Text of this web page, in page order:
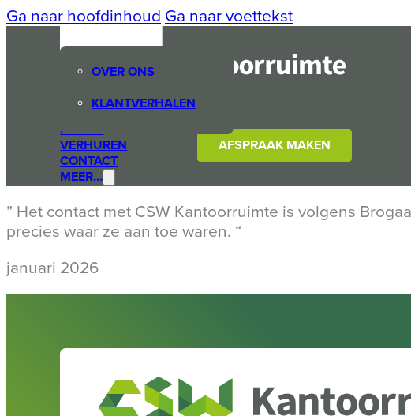
Ga naar hoofdinhoud Ga naar voettekst
CSW KANTOORRUIMTE
HUREN
VERHUREN
CONTACT
MEER…
OVER ONS
KLANTVERHALEN
AFSPRAAK MAKEN
” Het contact met CSW Kantoorruimte is volgens
precies waar ze aan toe waren. “
januari 2026